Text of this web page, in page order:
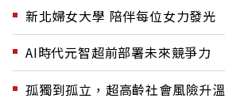
新北婦女大學 陪伴每位女力發光
AI時代元智超前部署未來競爭力
孤獨到孤立，超高齡社會風險升溫